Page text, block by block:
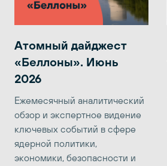
Атомный дайджест
«Беллоны». Июнь
2026
Ежемесячный аналитический
обзор и экспертное видение
ключевых событий в сфере
ядерной политики,
экономики, безопасности и